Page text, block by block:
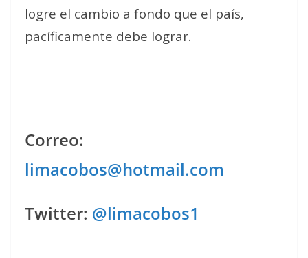
logre el cambio a fondo que el país,
pacíficamente debe lograr.
Correo:
limacobos@hotmail.com
Twitter: @limacobos1